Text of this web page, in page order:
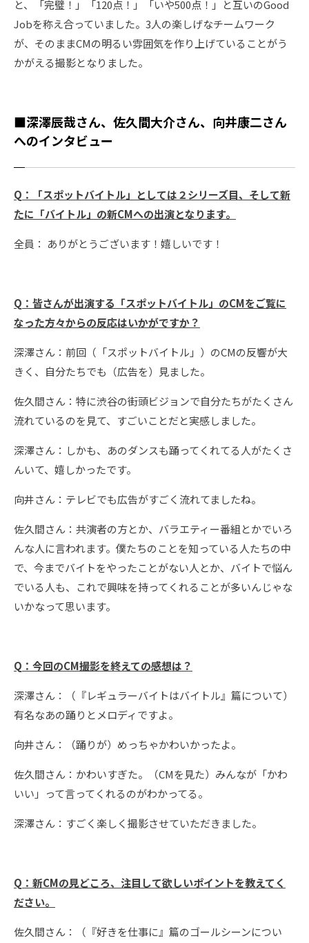
と、「完璧！」「120点！」「いや500点！」と互いのGood
Jobを称え合っていました。3人の楽しげなチームワーク
が、そのままCMの明るい雰囲気を作り上げていることがう
かがえる撮影となりました。
■深澤辰哉さん、佐久間大介さん、向井康二さん
へのインタビュー
Q ：
「スポットバイトル」としては２シリーズ目、そして新
たに「バイトル」の新CMへの出演となります。
全員： ありがとうございます！嬉しいです！
Q ： 皆さんが出演する「スポットバイトル」のCMをご覧に
なった方々からの反応はいかがですか？
深澤さん：前回（「スポットバイトル」）のCMの反響が大
きく、自分たちでも（広告を）見ました。
佐久間さん：特に渋谷の街頭ビジョンで自分たちがたくさん
流れているのを見て、すごいことだと実感しました。
深澤さん：しかも、あのダンスも踊ってくれてる人がたくさ
んいて、嬉しかったです。
向井さん：テレビでも広告がすごく流れてましたね。
佐久間さん：共演者の方とか、バラエティー番組とかでいろ
んな人に言われます。僕たちのことを知っている人たちの中
で、今までバイトをやったことがない人とか、バイトで悩ん
でいる人も、これで興味を持ってくれることが多いんじゃな
いかなって思います。
Q ： 今回のCM撮影を終えての感想は？
深澤さん：（『レギュラーバイトはバイトル』篇について）
有名なあの踊りとメロディですよ。
向井さん：（踊りが）めっちゃかわいかったよ。
佐久間さん：かわいすぎた。（CMを見た）みんなが「かわ
いい」って言ってくれるのがわかってる。
深澤さん：すごく楽しく撮影させていただきました。
Q ： 新CMの見どころ、注目して欲しいポイントを教えてく
ださい。
佐久間さん：（『好きを仕事に』篇のゴールシーンについ